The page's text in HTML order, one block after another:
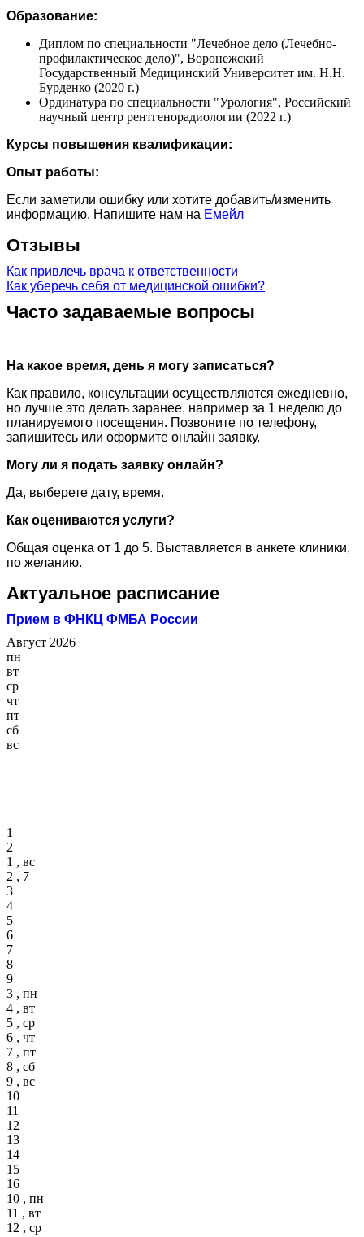
Образование:
Диплом по специальности "Лечебное дело (Лечебно-
профилактическое дело)", Воронежский
Государственный Медицинский Университет им. Н.Н.
Бурденко (2020 г.)
Ординатура по специальности "Урология", Российский
научный центр рентгенорадиологии (2022 г.)
Курсы повышения квалификации:
Опыт работы:
Если заметили ошибку или хотите добавить/изменить
информацию. Напишите нам на Емейл
Отзывы
Как привлечь врача к ответственности
Как уберечь себя от медицинской ошибки?
Часто задаваемые вопросы
На какое время, день я могу записаться?
Как правило, консультации осуществляются ежедневно,
но лучше это делать заранее, например за 1 неделю до
планируемого посещения. Позвоните по телефону,
запишитесь или оформите онлайн заявку.
Могу ли я подать заявку онлайн?
Да, выберете дату, время.
Как оцениваются услуги?
Общая оценка от 1 до 5. Выставляется в анкете клиники,
по желанию.
Актуальное расписание
Прием в ФНКЦ ФМБА России
Август 2026
пн
вт
ср
чт
пт
сб
вс
1
2
1 , вс
2 , 7
3
4
5
6
7
8
9
3 , пн
4 , вт
5 , ср
6 , чт
7 , пт
8 , сб
9 , вс
10
11
12
13
14
15
16
10 , пн
11 , вт
12 , ср